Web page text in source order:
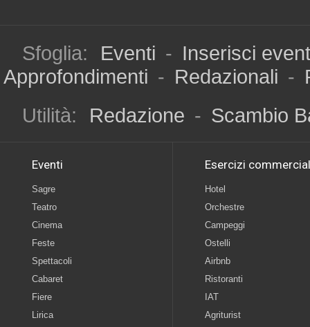
Sfoglia: Eventi - Inserisci
Approfondimenti - Redazionali -
Utilità:
Redazione - Scambio
Eventi
Sagre
Teatro
Cinema
Feste
Spettacoli
Cabaret
Fiere
Lirica
Esercizi
Hotel
Orchestre
Campeggi
Ostelli
Airbnb
Ristoranti
IAT
Agriturist